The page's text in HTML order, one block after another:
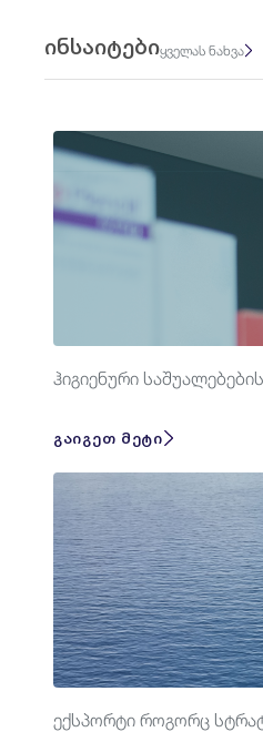
ინსაიტებიყველას ნახვა
ჰიგიენური
გაიგეთ მეტი
ექსპორტი როგორც